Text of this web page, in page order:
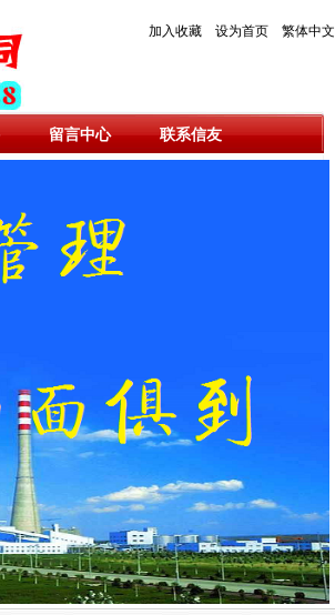
加入收藏 设为首页 繁体中文
留言中心 联系信友